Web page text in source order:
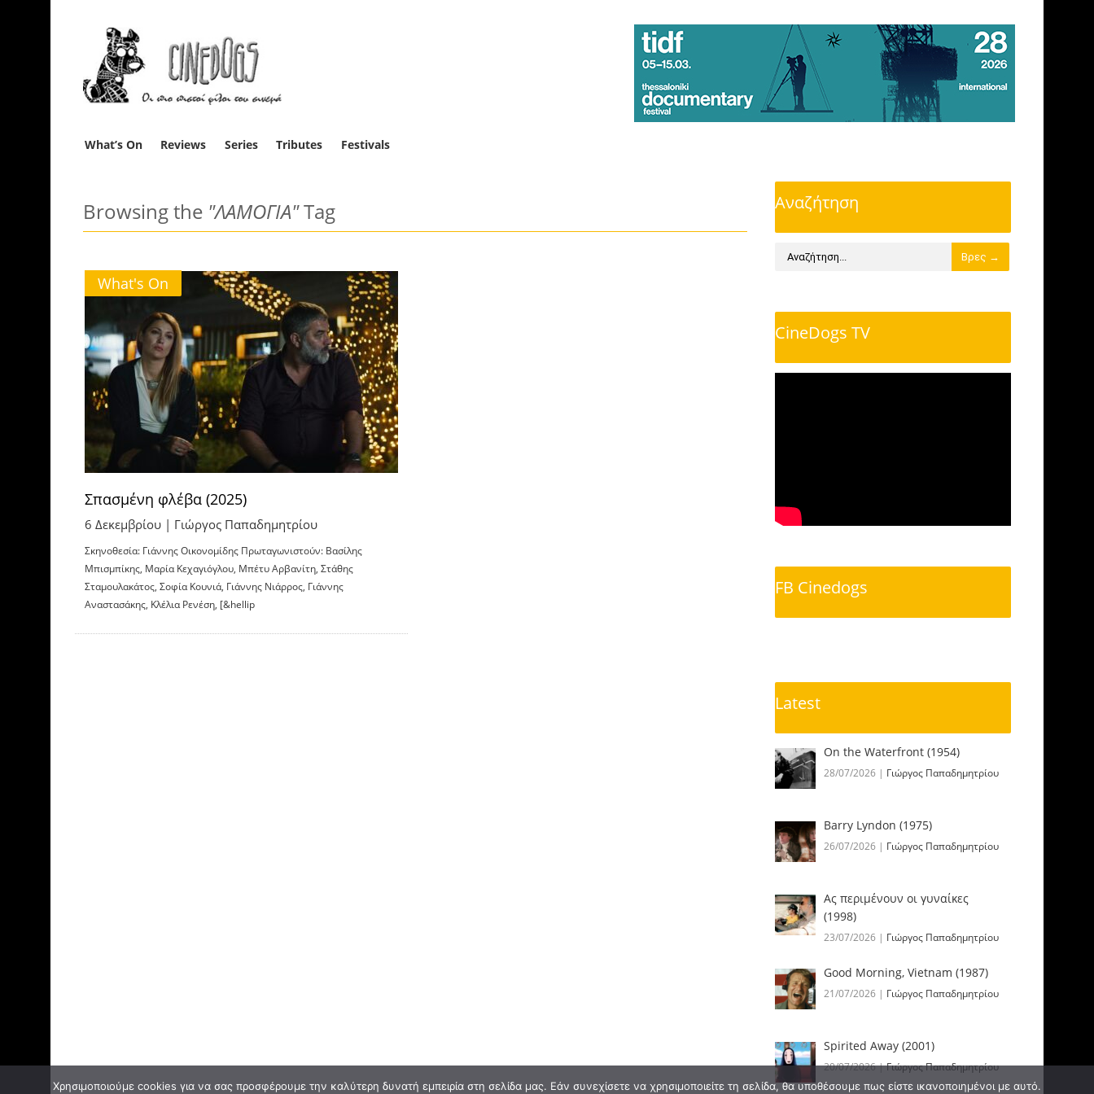
What’s On Reviews Series Tributes Festivals
Browsing the "ΛΑΜΟΓΙΑ"Tag
What's On
Σπασμένη φλέβα (2025)
6 Δεκεμβρίου | Γιώργος Παπαδημητρίου
Σκηνοθεσία: Γιάννης Οικονομίδης Πρωταγωνιστούν: Βασίλης
Μπισμπίκης, Μαρία Κεχαγιόγλου, Μπέτυ Αρβανίτη, Στάθης
Σταμουλακάτος, Σοφία Κουνιά, Γιάννης Νιάρρος, Γιάννης
Αναστασάκης, Κλέλια Ρενέση, [&hellip
Αναζήτηση
CineDogs TV
FB Cinedogs
Latest
On the Waterfront (1954)
28/07/2026 | Γιώργος Παπαδημητρίου
Barry Lyndon (1975)
26/07/2026 | Γιώργος Παπαδημητρίου
Ας περιμένουν οι γυναίκες
(1998)
23/07/2026 | Γιώργος Παπαδημητρίου
Good Morning, Vietnam (1987)
21/07/2026 | Γιώργος Παπαδημητρίου
Spirited Away (2001)
20/07/2026|Γιώργος Παπαδημητρίου
Χρησιμοποιούμε cookies για να σας προσφέρουμε την καλύτερη δυνατή εμπειρία στη σελίδα μας. Εάν συνεχίσετε να χρησιμοποιείτε τη σελίδα, θα υποθέσουμε πως είστε ικανοποιημένοι με αυτό.